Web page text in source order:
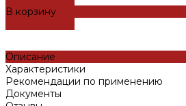
В корзину
Описание
Характеристики
Рекомендации по применению
Документы